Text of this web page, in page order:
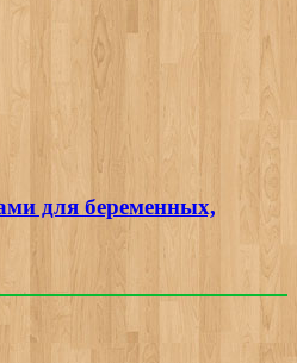
для беременных,